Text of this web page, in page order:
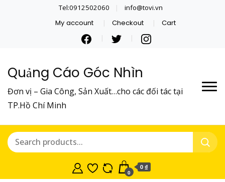
Tel:0912502060 info@tovi.vn
My account Checkout Cart
Quảng Cáo Góc Nhìn
Đơn vị – Gia Công, Sản Xuất…cho các đối tác tại
TP.Hồ Chí Minh
0
0 ₫